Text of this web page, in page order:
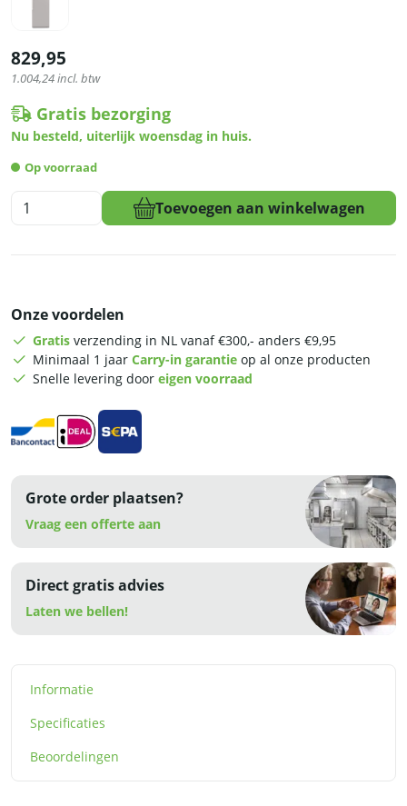
829,95
1.004,24incl. btw
Gratis bezorging
Nu besteld, uiterlijk woensdag in huis.
Op voorraad
HCB
Vriezer
230V
ABS
aantal
Toevoegen aan winkelwagen
Onze voordelen
Gratis verzending in NL vanaf €300,- anders €9,95
Minimaal 1 jaar Carry-in garantie op al onze producten
Snelle levering door eigen voorraad
Grote order plaatsen?
Vraag een offerte aan
Direct gratis advies
Laten we bellen!
Informatie
Specificaties
Beoordelingen